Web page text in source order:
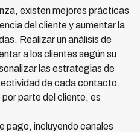
existen mejores prácticas
del cliente y aumentar la
Realizar un análisis de
a los clientes según su
las estrategias de
de cada contacto.
parte del cliente, es
pago, incluyendo canales